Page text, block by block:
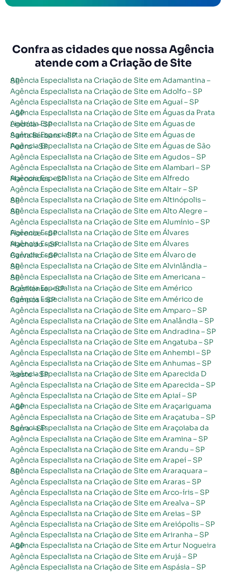
Confra as cidades que nossa Agência
atende com a Criação de Site
Agência Especialista na Criação de Site em Adamantina – SP
Agência Especialista na Criação de Site em Adolfo – SP
Agência Especialista na Criação de Site em Aguaí – SP
Agência Especialista na Criação de Site em Águas da Prata – SP
Agência Especialista na Criação de Site em Águas de Lindóia – SP
Agência Especialista na Criação de Site em Águas de Santa Bárbara – SP
Agência Especialista na Criação de Site em Águas de São Pedro – SP
Agência Especialista na Criação de Site em Agudos – SP
Agência Especialista na Criação de Site em Alambari – SP
Agência Especialista na Criação de Site em Alfredo Marcondes – SP
Agência Especialista na Criação de Site em Altair – SP
Agência Especialista na Criação de Site em Altinópolis – SP
Agência Especialista na Criação de Site em Alto Alegre – SP
Agência Especialista na Criação de Site em Alumínio – SP
Agência Especialista na Criação de Site em Álvares Florence – SP
Agência Especialista na Criação de Site em Álvares Machado – SP
Agência Especialista na Criação de Site em Álvaro de Carvalho – SP
Agência Especialista na Criação de Site em Alvinlândia – SP
Agência Especialista na Criação de Site em Americana – SP
Agência Especialista na Criação de Site em Américo Brasiliense – SP
Agência Especialista na Criação de Site em Américo de Campos – SP
Agência Especialista na Criação de Site em Amparo – SP
Agência Especialista na Criação de Site em Analândia – SP
Agência Especialista na Criação de Site em Andradina – SP
Agência Especialista na Criação de Site em Angatuba – SP
Agência Especialista na Criação de Site em Anhembi – SP
Agência Especialista na Criação de Site em Anhumas – SP
Agência Especialista na Criação de Site em Aparecida D´oeste – SP
Agência Especialista na Criação de Site em Aparecida – SP
Agência Especialista na Criação de Site em Apiaí – SP
Agência Especialista na Criação de Site em Araçariguama – SP
Agência Especialista na Criação de Site em Araçatuba – SP
Agência Especialista na Criação de Site em Araçoiaba da Serra – SP
Agência Especialista na Criação de Site em Aramina – SP
Agência Especialista na Criação de Site em Arandu – SP
Agência Especialista na Criação de Site em Arapeí – SP
Agência Especialista na Criação de Site em Araraquara – SP
Agência Especialista na Criação de Site em Araras – SP
Agência Especialista na Criação de Site em Arco-íris – SP
Agência Especialista na Criação de Site em Arealva – SP
Agência Especialista na Criação de Site em Areias – SP
Agência Especialista na Criação de Site em Areiópolis – SP
Agência Especialista na Criação de Site em Ariranha – SP
Agência Especialista na Criação de Site em Artur Nogueira – SP
Agência Especialista na Criação de Site em Arujá – SP
Agência Especialista na Criação de Site em Aspásia – SP